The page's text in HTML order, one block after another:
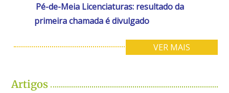
Pé-de-Meia Licenciaturas: resultado da
primeira chamada é divulgado
VER MAIS
Artigos